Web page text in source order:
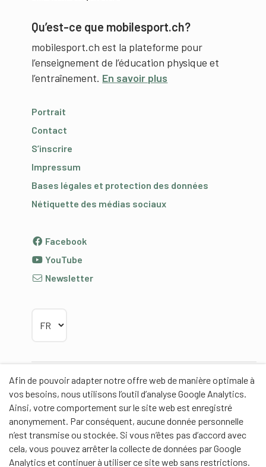
Afin de pouvoir adapter notre offre web de manière optimale à
vos besoins, nous utilisons l’outil d’analyse Google Analytics.
Ainsi, votre comportement sur le site web est enregistré
anonymement. Par conséquent, aucune donnée personnelle
n’est transmise ou stockée. Si vous n’êtes pas d’accord avec
cela, vous pouvez arrêter la collecte de données par Google
Analytics et continuer à utiliser ce site web sans restrictions.
Qu’est-ce que mobilesport.ch?
mobilesport.ch est la plateforme pour
l’enseignement de l’éducation physique et
l’entraînement. En savoir plus
Portrait
Contact
S’inscrire
Impressum
Bases légales et protection des données
Nétiquette des médias sociaux
Facebook
YouTube
Newsletter
Partenaires
Partenaires de contenus